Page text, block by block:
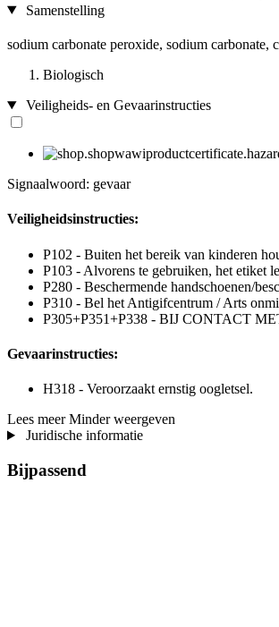
Samenstelling
sodium carbonate peroxide, sodium carbonate,
Biologisch
Veiligheids- en Gevaarinstructies
Signaalwoord: gevaar
Veiligheidsinstructies:
P102 - Buiten het bereik van kinderen
P103 - Alvorens te gebruiken, het etiket
P280 - Beschermende handschoenen/
P310 - Bel het Antigifcentrum / Arts
P305+P351+P338 - BIJ CONTACT
Gevaarinstructies:
H318 - Veroorzaakt ernstig oogletsel.
Lees meer Minder weergeven
Juridische informatie
Bijpassend